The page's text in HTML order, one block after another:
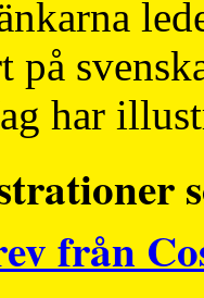
på
har
från